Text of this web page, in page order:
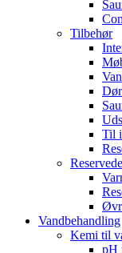
Tilbehør
Til
Vandbehandling
Kemi til
pH